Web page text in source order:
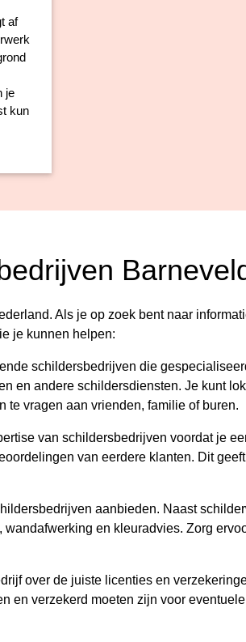
af
je
kun
Als je op zoek bent naar
je kunnen helpen:
schildersbedrijven die
en andere schildersdiensten. Je kunt
te vragen aan vrienden, familie of buren.
van schildersbedrijven voordat je
van eerdere klanten. Dit
aanbieden. Naast
en kleuradvies. Zorg
over de juiste licenties en
en verzekerd moeten zijn voor